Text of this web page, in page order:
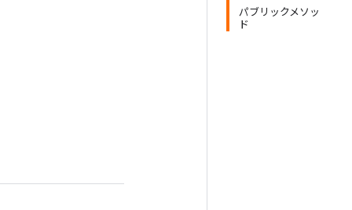
パブリックメソッ
ド